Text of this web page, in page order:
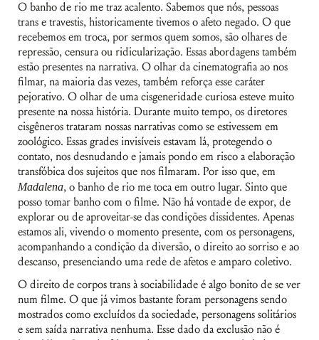
O banho de rio me traz acalento. Sabemos que nós, pessoas
trans e travestis, historicamente tivemos o afeto negado. O que
recebemos em troca, por sermos quem somos, são olhares de
repressão, censura ou ridicularização. Essas abordagens também
estão presentes na narrativa. O olhar da cinematografia ao nos
filmar, na maioria das vezes, também reforça esse caráter
pejorativo. O olhar de uma cisgeneridade curiosa esteve muito
presente na nossa história. Durante muito tempo, os diretores
cisgêneros trataram nossas narrativas como se estivessem em
zoológico. Essas grades invisíveis estavam lá, protegendo o
contato, nos desnudando e jamais pondo em risco a elaboração
transfóbica dos sujeitos que nos filmaram. Por isso que, em
Madalena, o banho de rio me toca em outro lugar. Sinto que
posso tomar banho com o filme. Não há vontade de expor, de
explorar ou de aproveitar-se das condições dissidentes. Apenas
estamos ali, vivendo o momento presente, com os personagens,
acompanhando a condição da diversão, o direito ao sorriso e ao
descanso, presenciando uma rede de afetos e amparo coletivo.
O direito de corpos trans à sociabilidade é algo bonito de se ver
num filme. O que já vimos bastante foram personagens sendo
mostrados como excluídos da sociedade, personagens solitários
e sem saída narrativa nenhuma. Esse dado da exclusão não é